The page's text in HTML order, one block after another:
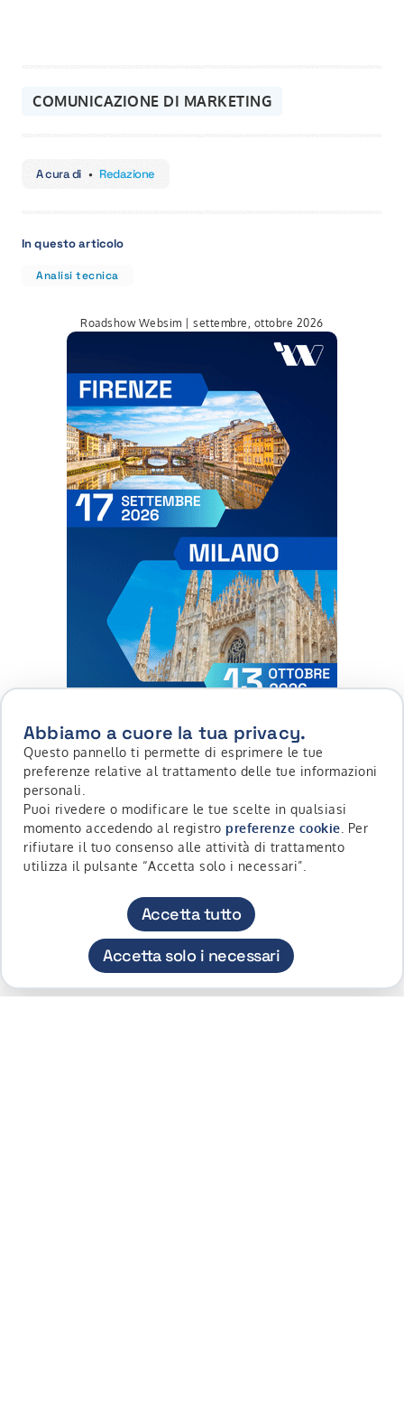
COMUNICAZIONE DI MARKETING
A cura di • Redazione
In questo articolo
Analisi tecnica
Roadshow Websim | settembre, ottobre 2026
Abbiamo a cuore la tua privacy.
Questo pannello ti permette di esprimere le tue
preferenze relative al trattamento delle tue informazioni
personali.
Puoi rivedere o modificare le tue scelte in qualsiasi
momento accedendo al registro preferenze cookie . Per
rifiutare il tuo consenso alle attività di trattamento
utilizza il pulsante “Accetta solo i necessari”.
Accetta tutto
Accetta solo i necessari